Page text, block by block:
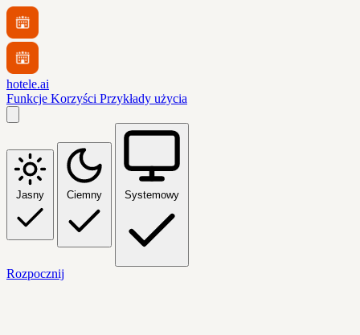
hotele.ai
Funkcje Korzyści Przykłady użycia
Jasny Ciemny Systemowy
Rozpocznij